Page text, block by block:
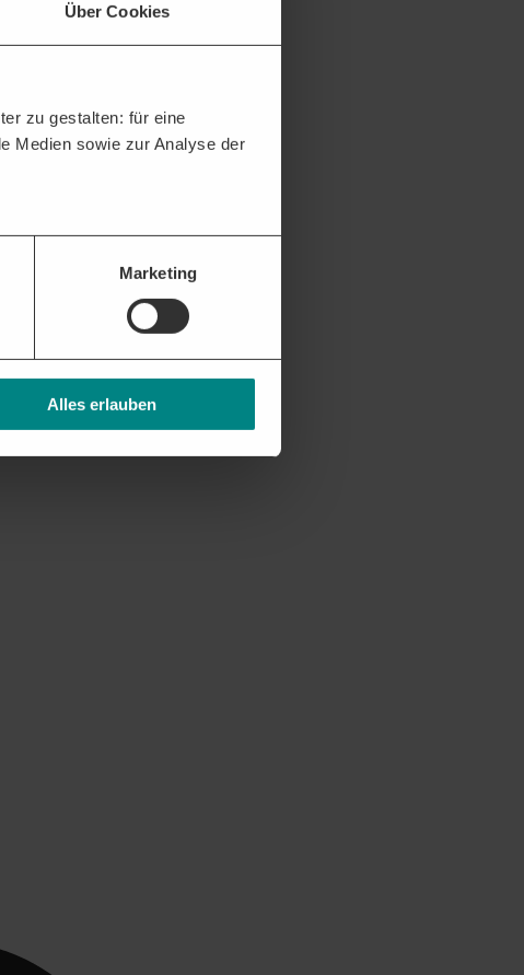
Über Cookies
zu gestalten: für eine
Medien sowie zur Analyse der
Marketing
Alles erlauben
können.